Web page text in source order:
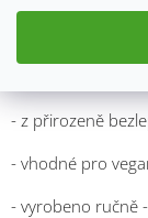
Složení:
chia semínka
- z přirozeně
- vhodné pro
- vyrobeno ručně